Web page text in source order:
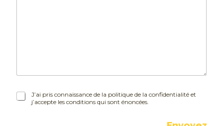
J
J’ai pris connaissance de la politique de la confidentialité et
j’accepte les conditions qui sont énoncées.